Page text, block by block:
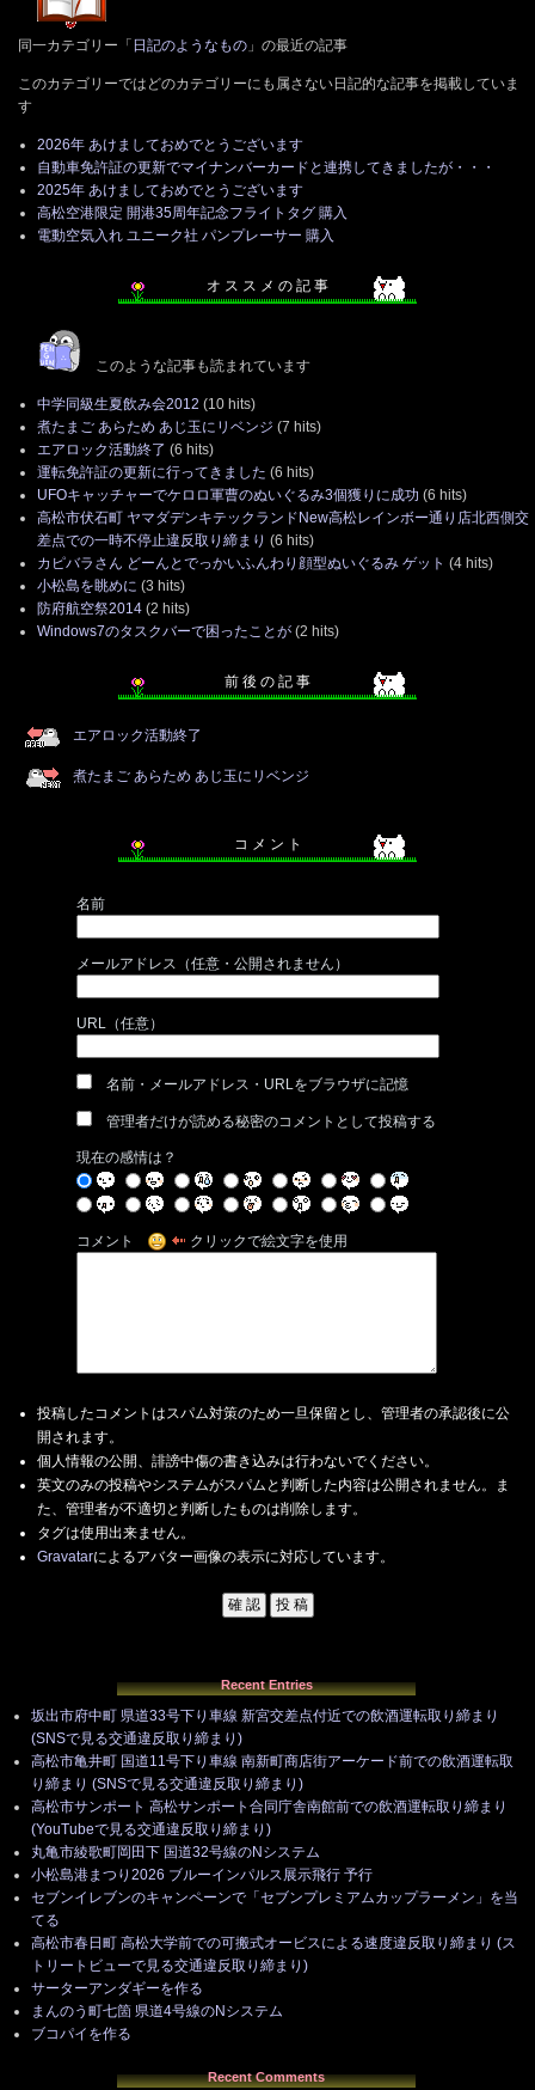
同一カテゴリー「 日記のようなもの 」の最近の記事
このカテゴリーではどのカテゴリーにも属さない日記的な記事を掲載していま
す
2026年 あけましておめでとうございます
自動車免許証の更新でマイナンバーカードと連携してきましたが・・・
2025年 あけましておめでとうございます
高松空港限定 開港35周年記念フライトタグ 購入
電動空気入れ ユニーク社 パンプレーサー 購入
オ ス ス メ の 記 事
このような記事も読まれています
中学同級生夏飲み会2012 (10 hits)
煮たまご あらため あじ玉にリベンジ (7 hits)
エアロック活動終了 (6 hits)
運転免許証の更新に行ってきました (6 hits)
UFOキャッチャーでケロロ軍曹のぬいぐるみ3個獲りに成功 (6 hits)
高松市伏石町 ヤマダデンキテックランドNew高松レインボー通り店北西側交
差点での一時不停止違反取り締まり (6 hits)
カピバラさん どーんとでっかいふんわり顔型ぬいぐるみ ゲット (4 hits)
小松島を眺めに (3 hits)
防府航空祭2014 (2 hits)
Windows7のタスクバーで困ったことが (2 hits)
前 後 の 記 事
エアロック活動終了
煮たまご あらため あじ玉にリベンジ
コ メ ン ト
名前
メールアドレス（任意・公開されません）
URL（任意）
名前・メールアドレス・URLをブラウザに記憶
管理者だけが読める秘密のコメントとして投稿する
現在の感情は？
コメント クリックで絵文字を使用
投稿したコメントはスパム対策のため一旦保留とし、管理者の承認後に公
開されます。
個人情報の公開、誹謗中傷の書き込みは行わないでください。
英文のみの投稿やシステムがスパムと判断した内容は公開されません。ま
た、管理者が不適切と判断したものは削除します。
タグは使用出来ません。
Gravatarによるアバター画像の表示に対応しています。
Recent Entries
坂出市府中町 県道33号下り車線 新宮交差点付近での飲酒運転取り締まり
(SNSで見る交通違反取り締まり)
高松市亀井町 国道11号下り車線 南新町商店街アーケード前での飲酒運転取
り締まり (SNSで見る交通違反取り締まり)
高松市サンポート 高松サンポート合同庁舎南館前での飲酒運転取り締まり
(YouTubeで見る交通違反取り締まり)
丸亀市綾歌町岡田下 国道32号線のNシステム
小松島港まつり2026 ブルーインパルス展示飛行 予行
セブンイレブンのキャンペーンで「セブンプレミアムカップラーメン」を当
てる
高松市春日町 高松大学前での可搬式オービスによる速度違反取り締まり (ス
トリートビューで見る交通違反取り締まり)
サーターアンダギーを作る
まんのう町七箇 県道4号線のNシステム
ブコパイを作る
Recent Comments